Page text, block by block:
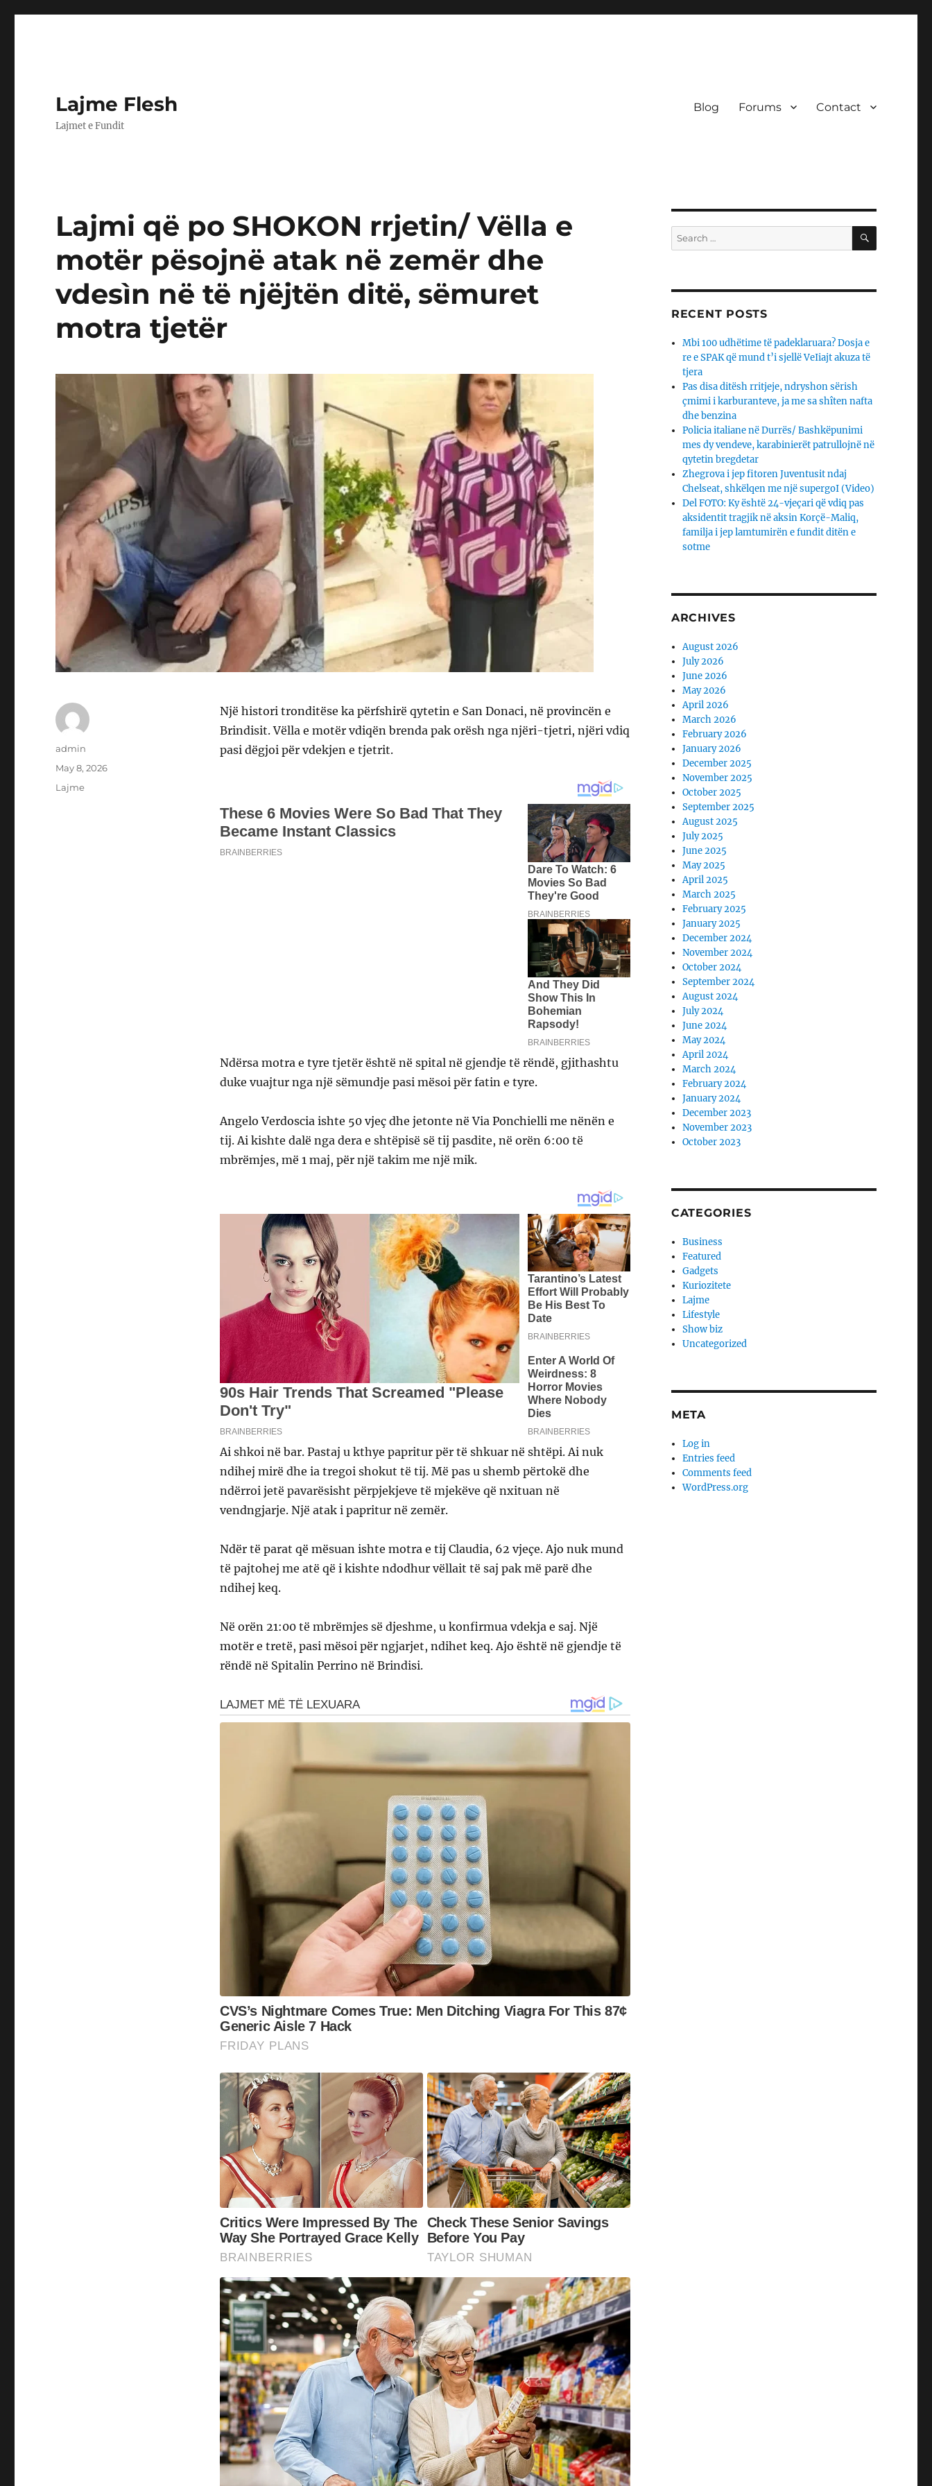
Lajme Flesh
Lajmet e Fundit
Blog Forums Contact
Lajmi që po SHOKON rrjetin/ Vëlla e
motër pësojnë atak në zemër dhe
vdesìn në të njëjtën ditë, sëmuret
motra tjetër
Një histori tronditëse ka përfshirë qytetin e San Donaci, në provincën e
Brindisit. Vëlla e motër vdiqën brenda pak orësh nga njëri-tjetri, njëri vdiq
pasi dëgjoi për vdekjen e tjetrit.
Ndërsa motra e tyre tjetër është në spital në gjendje të rëndë, gjithashtu
duke vuajtur nga një sëmundje pasi mësoi për fatin e tyre.
Angelo Verdoscia ishte 50 vjeç dhe jetonte në Via Ponchielli me nënën e
tij. Ai kishte dalë nga dera e shtëpisë së tij pasdite, në orën 6:00 të
mbrëmjes, më 1 maj, për një takim me një mik.
Ai shkoi në bar. Pastaj u kthye papritur për të shkuar në shtëpi. Ai nuk
ndihej mirë dhe ia tregoi shokut të tij. Më pas u shemb përtokë dhe
ndërroi jetë pavarësisht përpjekjeve të mjekëve që nxituan në
vendngjarje. Një atak i papritur në zemër.
Ndër të parat që mësuan ishte motra e tij Claudia, 62 vjeçe. Ajo nuk mund
të pajtohej me atë që i kishte ndodhur vëllait të saj pak më parë dhe
ndihej keq.
Në orën 21:00 të mbrëmjes së djeshme, u konfirmua vdekja e saj. Një
motër e tretë, pasi mësoi për ngjarjet, ndihet keq. Ajo është në gjendje të
rëndë në Spitalin Perrino në Brindisi.
Author
admin
Posted
May 8, 2026
Categories
Lajme
Search
for:
SEARCH
RECENT POSTS
Mbi 100 udhëtime të padeklaruara? Dosja e
re e SPAK që mund t’i sjellë VeIiajt akuza të
tjera
Pas disa ditësh rritjeje, ndryshon sërish
çmimi i karburanteve, ja me sa shîten nafta
dhe benzina
Policia italiane në Durrës/ Bashkëpunimi
mes dy vendeve, karabinierët patrullojnë në
qytetin bregdetar
Zhegrova i jep fitoren Juventusit ndaj
Chelseat, shkëlqen me një supergoI (Video)
Del FOTO: Ky është 24-vjeçari që vdiq pas
aksidentit tragjik në aksin Korçë-Maliq,
familja i jep lamtumirën e fundit ditën e
sotme
ARCHIVES
August 2026
July 2026
June 2026
May 2026
April 2026
March 2026
February 2026
January 2026
December 2025
November 2025
October 2025
September 2025
August 2025
July 2025
June 2025
May 2025
April 2025
March 2025
February 2025
January 2025
December 2024
November 2024
October 2024
September 2024
August 2024
July 2024
June 2024
May 2024
April 2024
March 2024
February 2024
January 2024
December 2023
November 2023
October 2023
CATEGORIES
Business
Featured
Gadgets
Kuriozitete
Lajme
Lifestyle
Show biz
Uncategorized
META
Log in
Entries feed
Comments feed
WordPress.org